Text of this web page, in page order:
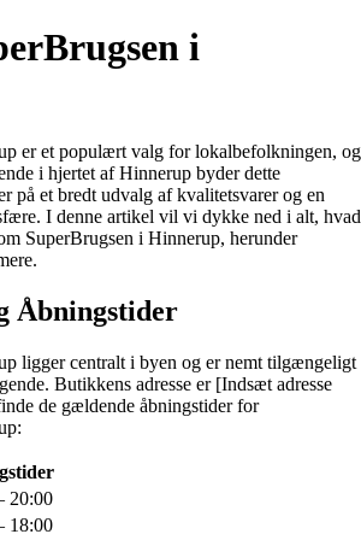
i
er et populært valg for lokalbefolkningen, og
i hjertet af Hinnerup byder dette
på et bredt udvalg af kvalitetsvarer og en
I denne artikel vil vi dykke ned i alt, hvad
SuperBrugsen i Hinnerup, herunder
Åbningstider
ligger centralt i byen og er nemt tilgængeligt
Butikkens adresse er [Indsæt adresse
de gældende åbningstider for
20:00
18:00